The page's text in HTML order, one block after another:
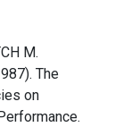
M.
The
on